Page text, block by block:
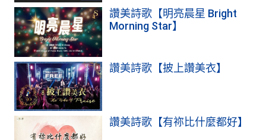
讚美詩歌【明亮晨星 Bright
Morning Star】
讚美詩歌【披上讚美衣】
讚美詩歌【有祢比什麼都好】